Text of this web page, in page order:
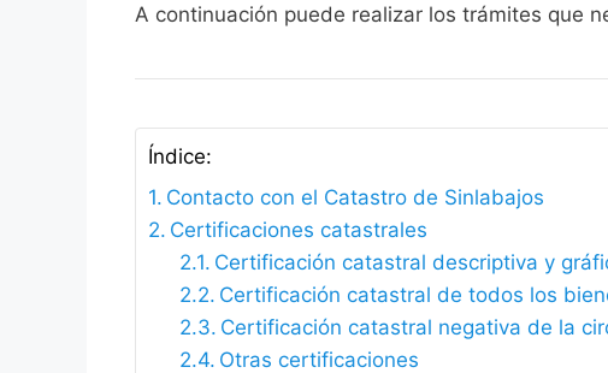
A continuación puede realizar los trámites que
Índice:
Contacto con el Catastro de Sinlabajos
Certificaciones catastrales
Certificación catastral descriptiva y
Certificación catastral de todos los
Certificación catastral negativa de la
Otras certificaciones